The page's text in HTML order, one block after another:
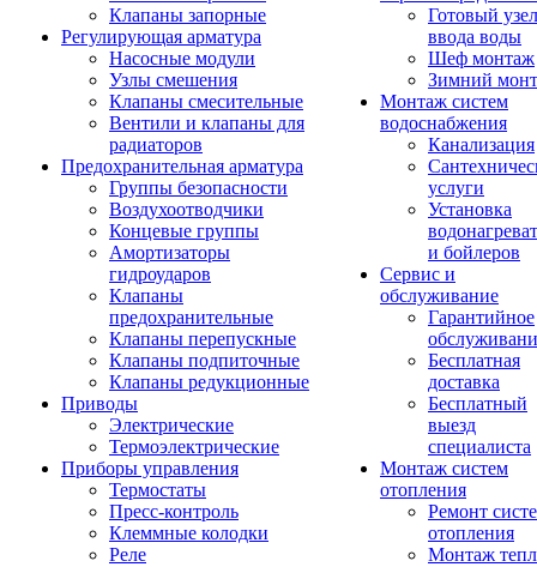
Клапаны запорные
Регулирующая арматура
Насосные модули
Узлы смешения
Клапаны смесительные
Вентили и клапаны для
радиаторов
Предохранительная арматура
Группы безопасности
Воздухоотводчики
Концевые группы
Амортизаторы
гидроударов
Клапаны
предохранительные
Клапаны перепускные
Клапаны подпиточные
Клапаны редукционные
Приводы
Электрические
Термоэлектрические
Приборы управления
Термостаты
Пресс-контроль
Клеммные колодки
Реле
Готовый узел
ввода воды
Шеф монтаж
Зимний
Монтаж систем
водоснабжения
Канализация
услуги
Установка
и бойлеров
Сервис и
обслуживание
Гарантийное
Бесплатная
доставка
Бесплатный
выезд
специалиста
Монтаж систем
отопления
Ремонт
отопления
Монтаж